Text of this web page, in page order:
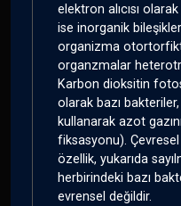
elektron alıcısı
ise inorganik
organizma
organzmalar
Karbon dioksitin
olarak bazı
kullanarak azot
fiksasyonu).
özellik, yukarıda
herbirindeki bazı
evrensel değildir.